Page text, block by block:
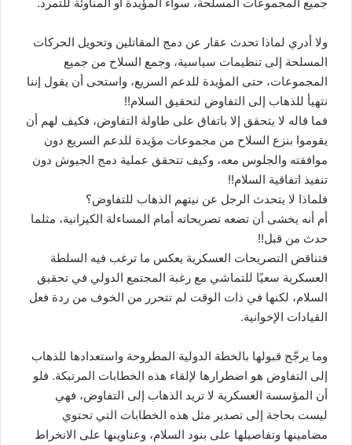
ولا أدري لماذا تحدث عقار عن دمج المقاتلين وتحويل الحركات
المسلحة إلى تنظيمات سياسية، وجمع السلاح من جميع
المجموعات، حتى المؤيدة للدعم السريع، واستحى أن يقول إننا
نتهيأ للذهاب إلى التفاوض لتحقيق السلام!!
فما قاله لا يتحقق إلا باتفاق على طاولة التفاوض، فكيف لهم أن
يقوموا بنزع السلاح من مجموعات مؤيدة للدعم السريع دون
موافقته والجلوس معه، وكيف تتحقق عملية دمج الجيوش دون
تنفيذ اتفاقية السلام!!
فلماذا لا يتحدث الرجل عن نيتهم الذهاب للتفاوض؟
أم أنه يخشى أن تضعه تصريحاته أمام المساءلة الكيزانية، مثلما
حدث من قبل!!
فتناقض التصريحات العسكرية يعكس ما ترغب فيه السلطة
العسكرية سعيًا للتماشي مع رغبة المجتمع الدولي في تحقيق
السلام، لكنها في ذات الوقت لم تتحرر من الخوف من ردة فعل
القيادات الإخوانية.
وما يرجّح قبولها بالخطة الدولية المطروحة واستعدادها للذهاب
إلى التفاوض هو اضطرارها لإلقاء هذه الخطابات المرتبكة. فلو
أن المؤسسة العسكرية لا تريد الذهاب إلى التفاوض، فهي
ليست بحاجة إلى تصدير مثل هذه الخطابات التي تحتوي
مضامينها وتفاصيلها على بنود السلام، وعناوينها على الانخراط